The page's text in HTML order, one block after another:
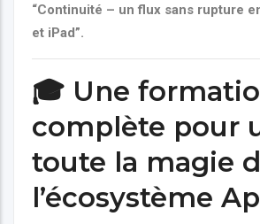
“Continuité – un flux sans rupture
et iPad”.
🎓 Une
complète pour
toute la magie
l’écosystème